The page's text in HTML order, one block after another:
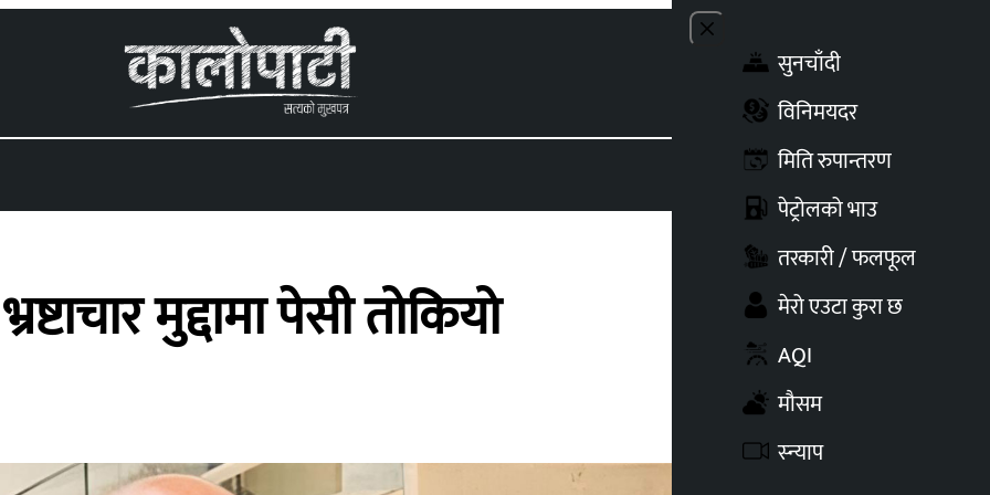
Close menu
सुनचाँदी
विनिमयदर
मिति रुपान्तरण
पेट्रोलको भाउ
तरकारी / फलफूल
मेरो एउटा कुरा छ
AQI
मौसम
स्न्याप
मुद्दामा पेसी तोकियो